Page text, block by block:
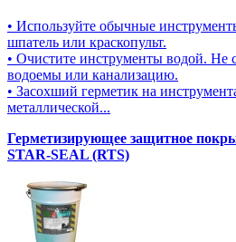
• Используйте обычные
шпатель или краскопульт.
• Очистите инструменты водой. Не
водоемы или канализацию.
• Засохший герметик на
металлической...
Герметизирующее защитное
STAR-SEAL (RTS)